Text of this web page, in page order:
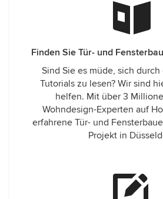
Finden Sie Tür- und
Sind Sie es müde, sich
Tutorials zu lesen? Wir sind
helfen. Mit über 3
Wohndesign-Experten auf
erfahrene Tür- und
Projekt in